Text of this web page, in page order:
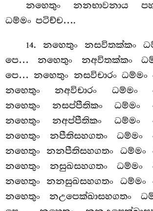
නහෙතුං නනභාවනාය
ධම්මං පටිච්ච….
14. නහෙතුං නසවිතක්කං
පෙ… නහෙතුං නඅවිතක්කං
පෙ… නහෙතුං නසවිචාරං
නහෙතුං නඅවිචාරං ධම්මං
නහෙතුං නසප්පීතිකං ධම්මං
නහෙතුං නඅප්පීතිකං ධම්මං
නහෙතුං නපීතිසහගතං ධම්මං
නහෙතුං නනපීතිසහගතං ධම්මං
නහෙතුං නසුඛසහගතං ධම්මං
නහෙතුං නනසුඛසහගතං ධම්මං
නහෙතුං නඋපෙක්ඛාසහගතං